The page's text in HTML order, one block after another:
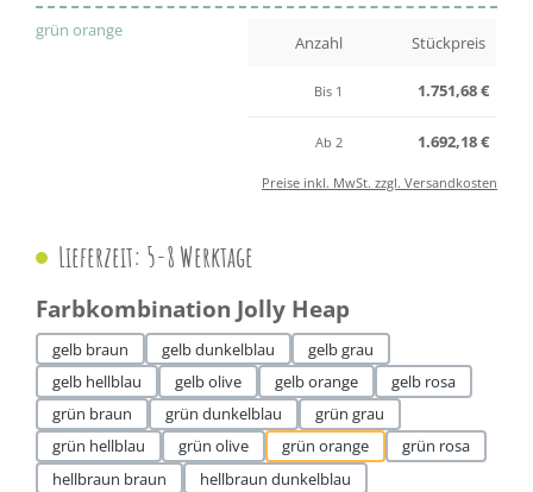
grün orange
Anzahl Stückpreis
Bis 1 1.751,68 €
Ab 2 1.692,18 €
Preise inkl. MwSt. zzgl. Versandkosten
Lieferzeit: 5-8 Werktage
Farbkombination Jolly Heap
gelb braun gelb dunkelblau
gelb grau
gelb hellblau
gelb olive gelb orange
gelb rosa
grün braun
grün dunkelblau
grün grau
grün hellblau
grün olive grün orange
grün rosa
hellbraun braun
hellbraun dunkelblau